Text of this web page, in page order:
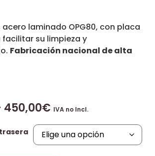
acero laminado OPG80, con placa
su limpieza y
Fabricación nacional de alta
450,00€ IVA no Incl.